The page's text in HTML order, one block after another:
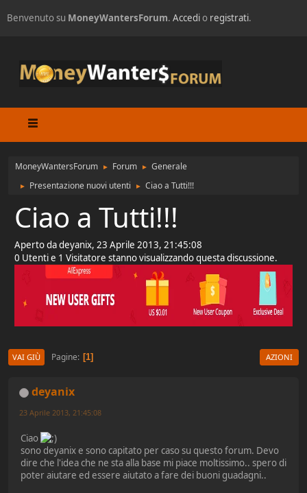
Benvenuto su MoneyWantersForum. Accedio registrati.
MoneyWantersForum ► Forum ► Generale
► Presentazione nuovi utenti ► Ciao a Tutti!!!
Ciao a Tutti!!!
Aperto da deyanix, 23 Aprile 2013, 21:45:08
0 Utenti e 1 Visitatore stanno visualizzando questa discussione.
VAI GIÙ Pagine 1 AZIONI
deyanix
23 Aprile 2013, 21:45:08
Ciao
sono deyanix e sono capitato per caso su questo forum. Devo
dire che l'idea che ne sta alla base mi piace moltissimo.. spero di
poter aiutare ed essere aiutato a fare dei buoni guadagni..